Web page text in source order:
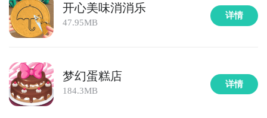
开心美味消消乐
47.95MB
详情
梦幻蛋糕店
184.3MB
详情